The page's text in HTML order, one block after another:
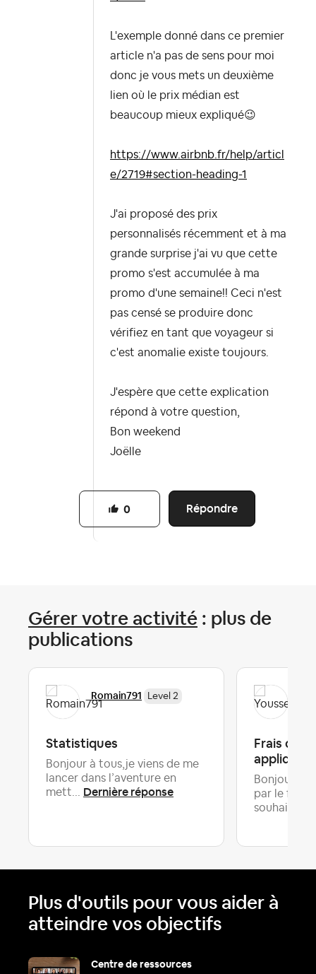
L'exemple donné dans ce premier
article n'a pas de sens pour moi
donc je vous mets un deuxième
lien où le prix médian est
beaucoup mieux expliqué😉
https://www.airbnb.fr/help/articl
e/2719#section-heading-1
J'ai proposé des prix
personnalisés récemment et à ma
grande surprise j'ai vu que cette
promo s'est accumulée à ma
promo d'une semaine!! Ceci n'est
pas censé se produire donc
vérifiez en tant que voyageur si
c'est anomalie existe toujours.
J'espère que cette explication
répond à votre question,
Bon weekend
Joëlle
Répondre
0
Gérer votre activité : plus de
publications
Romain791 Level 2
Statistiques
Bonjour à tous,je viens de me
lancer dans l’aventure en
mett... Dernière réponse
Frais
appliquer
Bonjour
par le fait
souhaite...
Plus d'outils pour vous aider à
atteindre vos objectifs
Centre de ressources